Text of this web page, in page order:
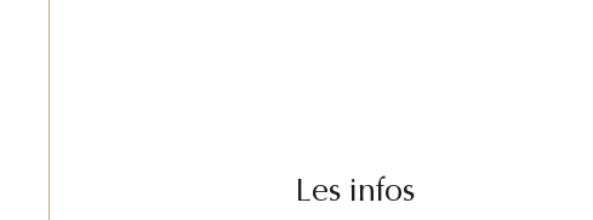
Les infos